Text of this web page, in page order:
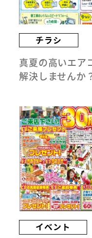
チラシ
真夏の高いエア
解決しませんか
イベント